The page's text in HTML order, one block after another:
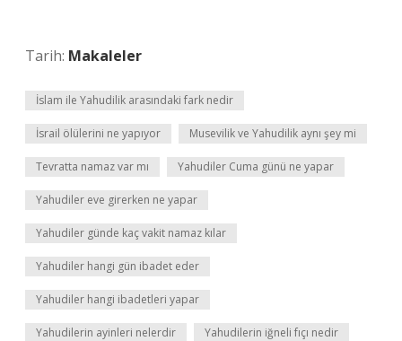
Tarih: Makaleler
İslam ile Yahudilik arasındaki fark nedir
İsrail ölülerini ne yapıyor Musevilik ve Yahudilik aynı şey mi
Tevratta namaz var mı Yahudiler Cuma günü ne yapar
Yahudiler eve girerken ne yapar
Yahudiler günde kaç vakit namaz kılar
Yahudiler hangi gün ibadet eder
Yahudiler hangi ibadetleri yapar
Yahudilerin ayinleri nelerdir Yahudilerin iğneli fıçı nedir